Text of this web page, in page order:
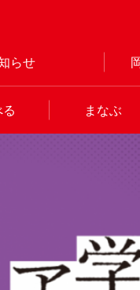
らせ
まなぶ